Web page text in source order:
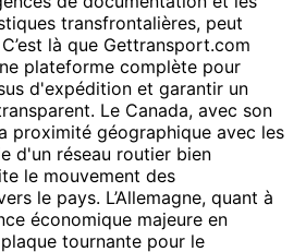
transfrontalières, peut
là que Gettransport.com
plateforme complète pour
d'expédition et garantir un
Le Canada, avec son
proximité géographique avec les
d'un réseau routier bien
le mouvement des
le pays. L’Allemagne, quant à
économique majeure en
tournante pour le